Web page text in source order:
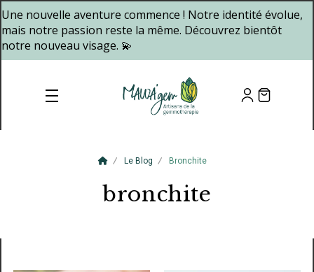
Une nouvelle aventure commence ! Notre identité évolue,
mais notre passion reste la même. Découvrez bientôt
notre nouveau visage. 💫
Le Blog Bronchite
bronchite
Panneau de gestion des cookies